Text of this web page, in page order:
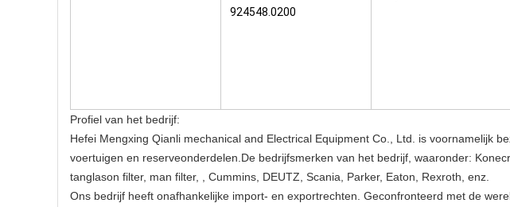
924548.0200
Profiel van het bedrijf:
Hefei Mengxing Qianli mechanical and Electrical Equipment Co., Ltd. is voornamelijk
voertuigen en reserveonderdelen.De bedrijfsmerken van het bedrijf, waaronder:
tanglason filter, man filter, , Cummins, DEUTZ, Scania, Parker, Eaton, Rexroth, enz.
Ons bedrijf heeft onafhankelijke import- en exportrechten. Geconfronteerd met de